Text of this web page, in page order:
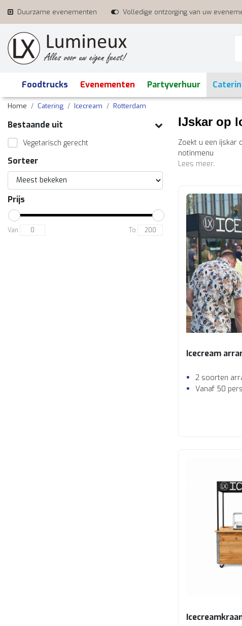
Duurzame evenementen Volledige ontzorging van uw
Foodtrucks Evenementen Partyverhuur
Home Catering Icecream Rotterdam
Bestaande uit
Vegetarisch gerecht
Sorteer
Prijs
Van To
IJskar op
Zoekt u een ijskar
notinmenu
Lees meer.
Icecream
2 soorten
Vanaf 50